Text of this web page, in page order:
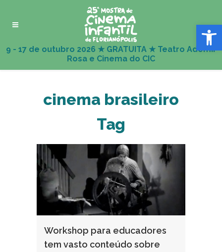
Abrir
cinema brasileiro
Tag
Workshop para educadores
tem vasto conteúdo sobre